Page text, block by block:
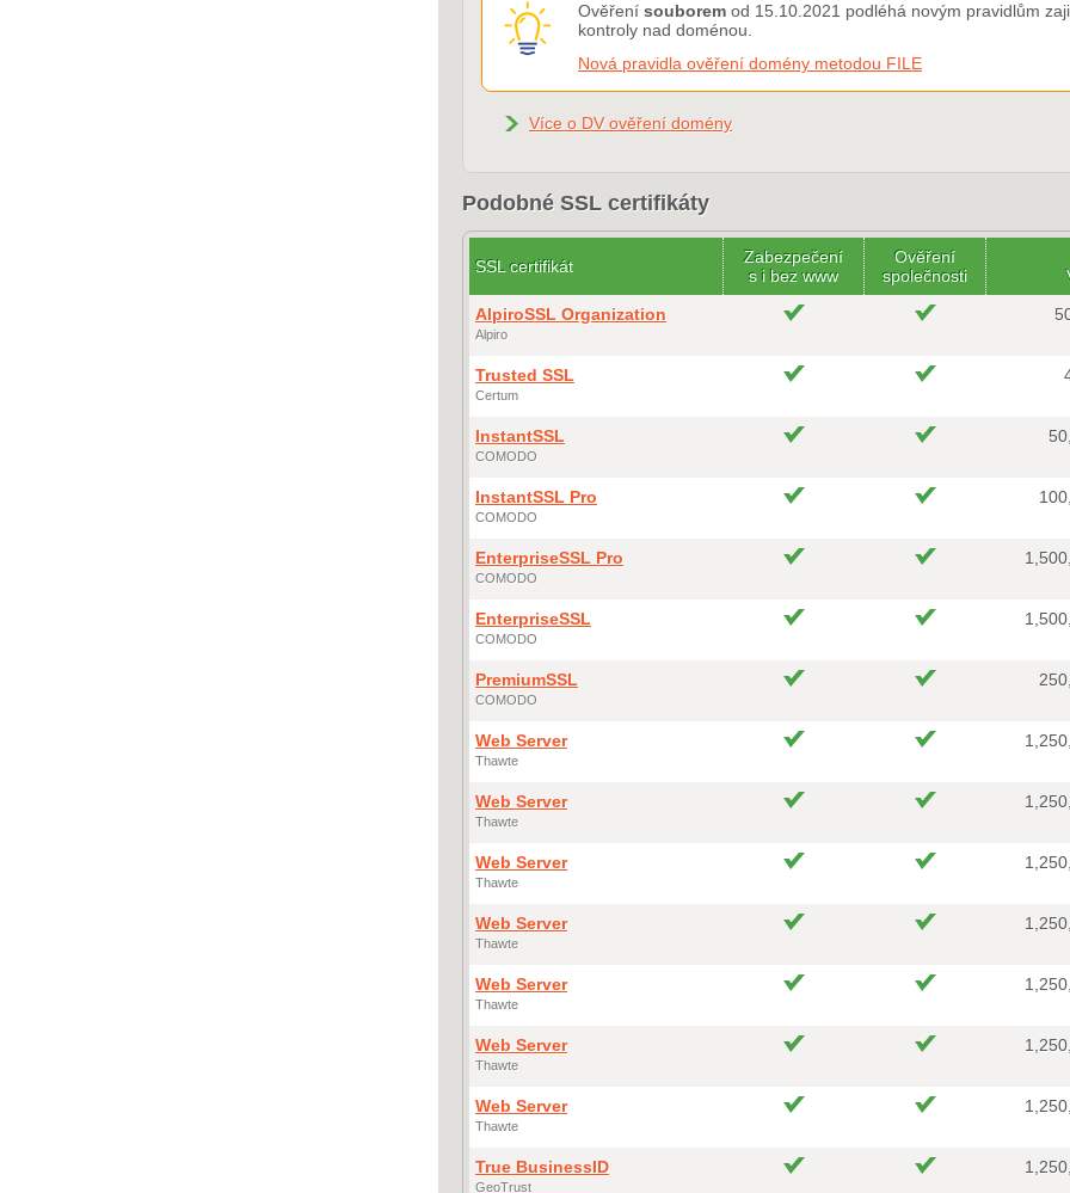
Ověření souborem od 15.10.2021 podléhá novým pravidlům
kontroly nad doménou.
Nová pravidla ověření domény metodou FILE
Více o DV ověření domény
Podobné SSL certifikáty
SSL certifikát
Zabezpečení
s i bez www
Ověření
společnosti
AlpiroSSL Organization
Alpiro
Trusted SSL
Certum
InstantSSL
COMODO
InstantSSL Pro
COMODO
EnterpriseSSL Pro
COMODO
EnterpriseSSL
COMODO
PremiumSSL
COMODO
Web Server
Thawte
Web Server
Thawte
Web Server
Thawte
Web Server
Thawte
Web Server
Thawte
Web Server
Thawte
Web Server
Thawte
True BusinessID
GeoTrust